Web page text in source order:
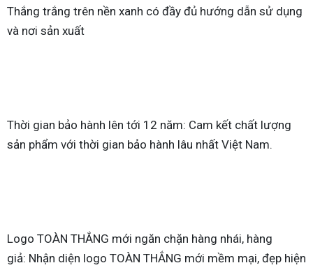
Thắng trắng trên nền xanh có đầy đủ hướng dẫn sử dụng
và nơi sản xuất
Thời gian bảo hành lên tới 12 năm: Cam kết chất lượng
sản phẩm với thời gian bảo hành lâu nhất Việt Nam.
Logo TOÀN THẮNG mới ngăn chặn hàng nhái, hàng
giả: Nhận diện logo TOÀN THẮNG mới mềm mại, đẹp hiện